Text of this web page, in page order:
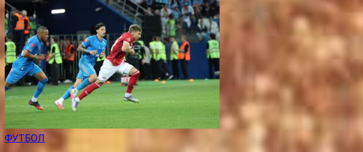
ФУТБОЛ